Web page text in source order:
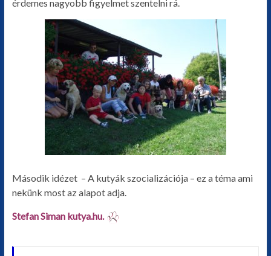
érdemes nagyobb figyelmet szentelni rá.
Második idézet – A kutyák szocializációja – ez a téma ami
nekünk most az alapot adja.
Stefan Siman kutya.hu.